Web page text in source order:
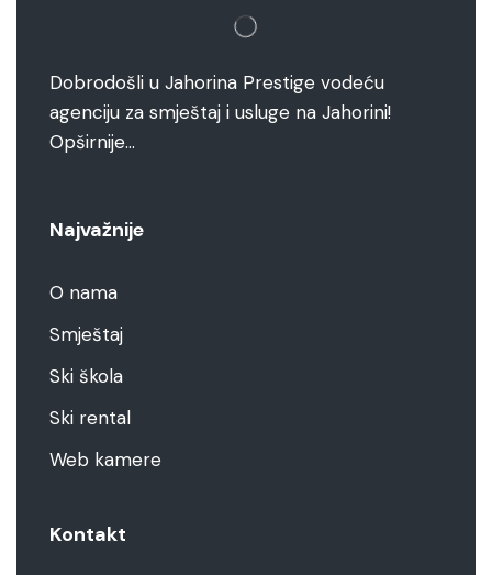
Dobrodošli u Jahorina Prestige vodeću
agenciju za smještaj i usluge na Jahorini!
Opširnije…
Najvažnije
O nama
Smještaj
Ski škola
Ski rental
Web kamere
Kontakt